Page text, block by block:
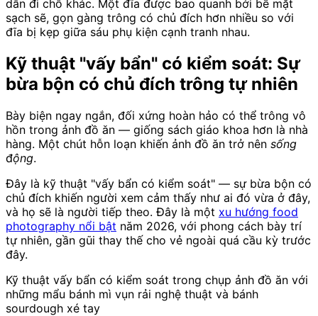
dẫn đi chỗ khác. Một đĩa được bao quanh bởi bề mặt
sạch sẽ, gọn gàng trông có chủ đích hơn nhiều so với
đĩa bị kẹp giữa sáu phụ kiện cạnh tranh nhau.
Kỹ thuật "vấy bẩn" có kiểm soát: Sự
bừa bộn có chủ đích trông tự nhiên
Bày biện ngay ngắn, đối xứng hoàn hảo có thể trông vô
hồn trong ảnh đồ ăn — giống sách giáo khoa hơn là nhà
hàng. Một chút hỗn loạn khiến ảnh đồ ăn trở nên sống
động.
Đây là kỹ thuật "vấy bẩn có kiểm soát" — sự bừa bộn có
chủ đích khiến người xem cảm thấy như ai đó vừa ở đây,
và họ sẽ là người tiếp theo. Đây là một xu hướng food
photography nổi bật năm 2026, với phong cách bày trí
tự nhiên, gần gũi thay thế cho vẻ ngoài quá cầu kỳ trước
đây.
Kỹ thuật vấy bẩn có kiểm soát trong chụp ảnh đồ ăn với
những mẩu bánh mì vụn rải nghệ thuật và bánh
sourdough xé tay